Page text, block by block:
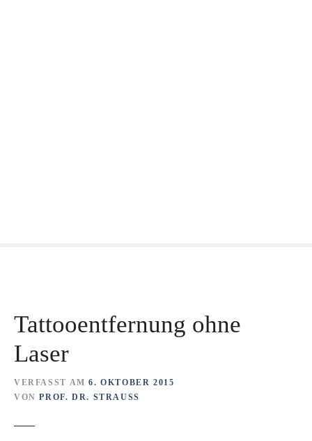
Tattooentfernung ohne
Laser
VERFASST AM 6. OKTOBER 2015
VON PROF. DR. STRAUSS